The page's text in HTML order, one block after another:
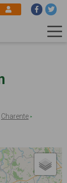
Charente